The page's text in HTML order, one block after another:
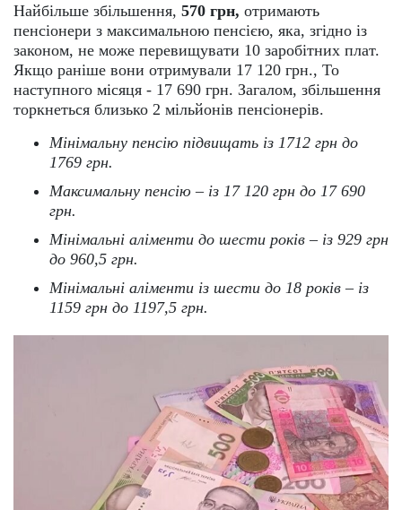
Найбільше збільшення, 570 грн, отримають
пенсіонери з максимальною пенсією, яка, згідно із
законом, не може перевищувати 10 заробітних плат.
Якщо раніше вони отримували 17 120 грн., То
наступного місяця - 17 690 грн. Загалом, збільшення
торкнеться близько 2 мільйонів пенсіонерів.
Мінімальну пенсію підвищать із 1712 грн до
1769 грн.
Максимальну пенсію – із 17 120 грн до 17 690
грн.
Мінімальні аліменти до шести років – із 929 грн
до 960,5 грн.
Мінімальні аліменти із шести до 18 років – із
1159 грн до 1197,5 грн.